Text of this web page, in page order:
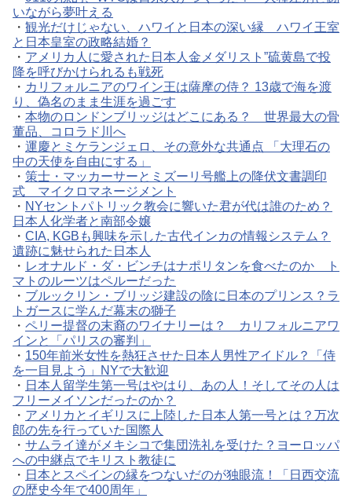
いながら夢叶える
・ 観光だけじゃない、ハワイと日本の深い縁 ハワイ王室
と日本皇室の政略結婚？
・ アメリカ人に愛された日本人金メダリスト”硫黄島で投
降を呼びかけられるも戦死
・ カリフォルニアのワイン王は薩摩の侍？ 13歳で海を渡
り、偽名のまま生涯を過ごす
・ 本物のロンドンブリッジはどこにある？ 世界最大の骨
董品、コロラド川へ
・ 運慶とミケランジェロ、その意外な共通点 「大理石の
中の天使を自由にする」
・ 策士・マッカーサーとミズーリ号艦上の降伏文書調印
式 マイクロマネージメント
・ NYセントパトリック教会に響いた君が代は誰のため？
日本人化学者と南部令嬢
・ CIA, KGBも興味を示した古代インカの情報システム？
遺跡に魅せられた日本人
・ レオナルド・ダ・ビンチはナポリタンを食べたのか ト
マトのルーツはペルーだった
・ ブルックリン・ブリッジ建設の陰に日本のプリンス？ラ
トガースに学んだ幕末の獅子
・ ペリー提督の末裔のワイナリーは？ カリフォルニアワ
インと「パリスの審判」
・ 150年前米女性を熱狂させた日本人男性アイドル？「侍
を一目見よう」NYで大歓迎
・ 日本人留学生第一号はやはり、あの人！そしてその人は
フリーメイソンだったのか？
・ アメリカとイギリスに上陸した日本人第一号とは？万次
郎の先を行っていた国際人
・ サムライ達がメキシコで集団洗礼を受けた？ヨーロッパ
への中継点でキリスト教徒に
・ 日本とスペインの縁をつないだのが独眼流！「日西交流
の歴史今年で400周年」